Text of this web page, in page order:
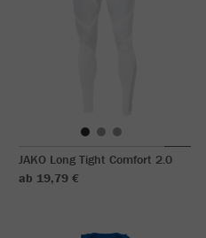
JAKO Long Tight Comfort 2.0
ab 19,79 €